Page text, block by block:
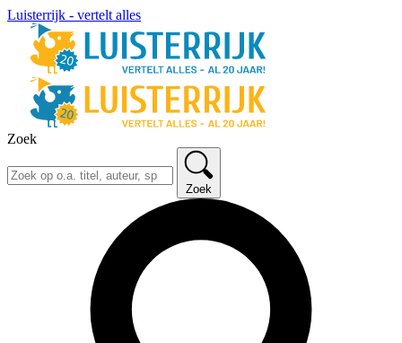
Luisterrijk - vertelt alles
Zoek
Zoek